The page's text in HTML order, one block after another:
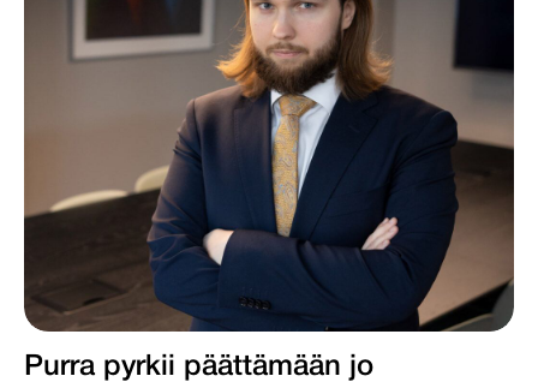
Purra pyrkii päättämään jo